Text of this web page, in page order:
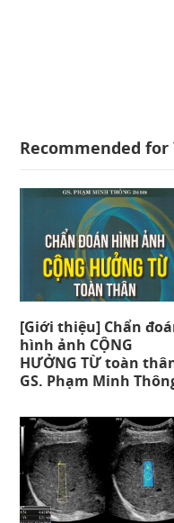
Recommended for
[Giới thiệu] Chẩn
hình ảnh CỘNG
HƯỞNG TỪ toàn
GS. Phạm Minh